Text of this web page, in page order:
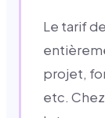
Le tarif
projet,
etc.